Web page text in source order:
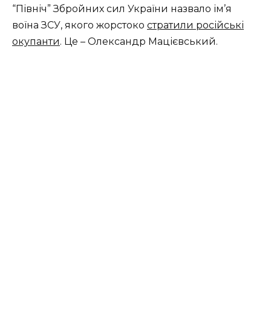
“Північ” Збройних сил України назвало ім’я
воїна ЗСУ, якого жорстоко стратили російські
окупанти. Це – Олександр Мацієвський.